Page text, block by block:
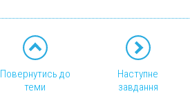
Повернутись до
теми
Наступне
завдання